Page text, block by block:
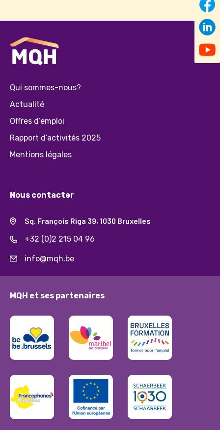
Qui sommes-nous?
Actualité
Offres d’emploi
Rapport d’activités 2025
Mentions légales
Nous contacter
Sq. François Riga 39, 1030 Bruxelles
+32 (0)2 215 04 96
info@mqh.be
MQH et ses partenaires